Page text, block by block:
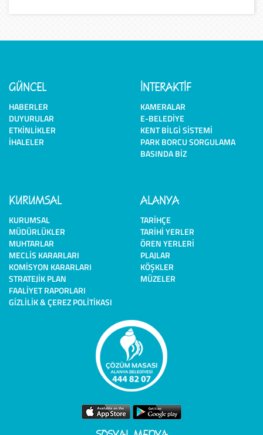
GÜNCEL
HABERLER
DUYURULAR
ETKINLIKLER
İHALELER
İNTERAKTİF
KAMERALAR
E-BELEDIYE
KENT BILGI SISTEMI
PARK BORCU SORGULAMA
BASINDA BIZ
KURUMSAL
KURUMSAL
MÜDÜRLÜKLER
MUHTARLAR
MECLIS KARARLARI
KOMISYON KARARLARI
STRATEJIK PLAN
FAALIYET RAPORLARI
GIZLILIK & ÇEREZ POLITIKASI
ALANYA
TARIHÇE
TARIHI YERLER
ÖREN YERLERI
PLAJLAR
KÖŞKLER
MÜZELER